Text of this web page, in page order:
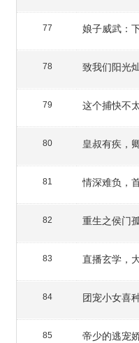
77 娘子威武：
78 致我们阳光
79 这个捕快不
80 皇叔有疾，
81 情深难负，
82 重生之侯门
83 直播玄学，
84 团宠小女喜
85 帝少的逃宠